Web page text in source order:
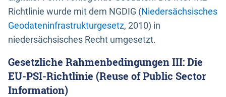
Richtlinie wurde mit dem NGDIG (Niedersächsisches
Geodateninfrastrukturgesetz, 2010) in
niedersächsisches Recht umgesetzt.
Gesetzliche Rahmenbedingungen III: Die
EU-PSI-Richtlinie (Reuse of Public Sector
Information)